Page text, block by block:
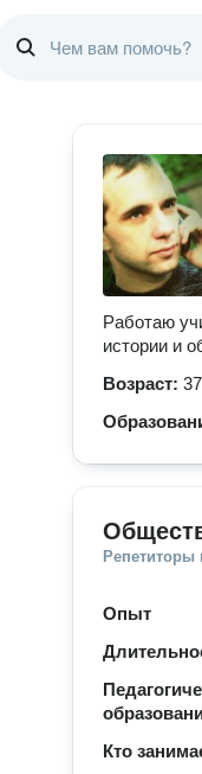
Работаю
истории и
Возраст:
Репетиторы
Опыт
Кто